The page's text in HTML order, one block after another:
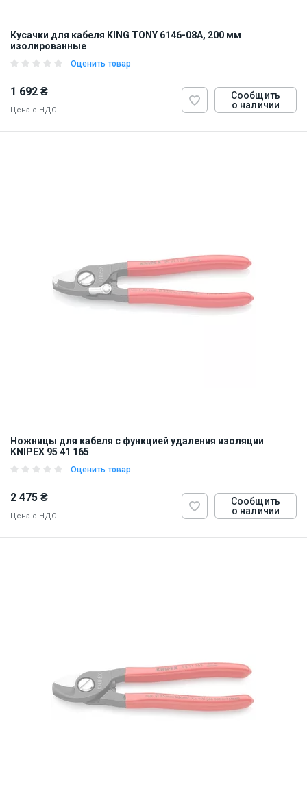
Кусачки для кабеля KING TONY 6146-08A, 200 мм
изолированные
Оценить товар
1 692 ₴
Цена с НДС
Сообщить
о наличии
Ножницы для кабеля с функцией удаления изоляции
KNIPEX 95 41 165
Оценить товар
2 475 ₴
Цена с НДС
Сообщить
о наличии